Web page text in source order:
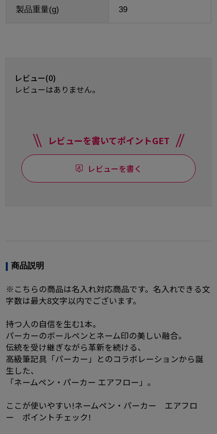
製品重量(g) 39
レビュー(0)
レビューはありません。
レビューを書いてポイントGET
レビューを書く
商品説明
※こちらの商品は名入れ対応商品です。名入れできる文
字数は最大8文字以内でございます。
持つ人の自信を生む1本。
パーカーのボールペンとネーム印の美しい融合。
伝統を受け継ぎながら革新を続ける、
高級筆記具「パーカー」とのコラボレーションから誕
生した、
「ネームペン・パーカー エアフロー」。
ここが使いやすい!ネームペン・パーカー エアフロ
ー ポイントチェック!